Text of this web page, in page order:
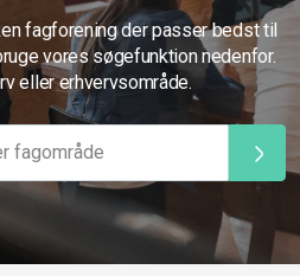
fagforening der passer bedst til
vores søgefunktion nedenfor.
eller erhvervsområde.